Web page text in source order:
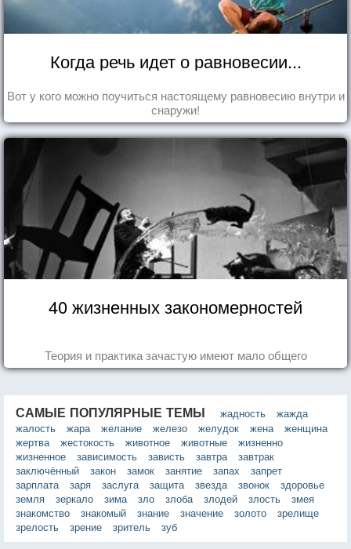
Когда речь идет о равновесии...
Вот у кого можно поучиться настоящему равновесию внутри и
снаружи!
40 жизненных закономерностей
Теория и практика зачастую имеют мало общего
САМЫЕ ПОПУЛЯРНЫЕ ТЕМЫ жадность
жажда
жалость
жара желание железо желудок жена
женщина
жертва
жестокость животное животные
жизненно
жизненное
зависимость зависть завтра
завтрак
заключённый
закон замок занятие запах
запрет
зарплата
заря заслуга защита звезда звонок
здоровье
земля
зеркало зима зло злоба злодей злость
змея
знакомство
знакомый знание значение золото
зрелище
зрелость
зрение зритель зуб